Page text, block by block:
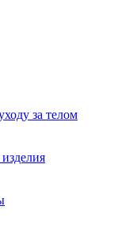
за телом